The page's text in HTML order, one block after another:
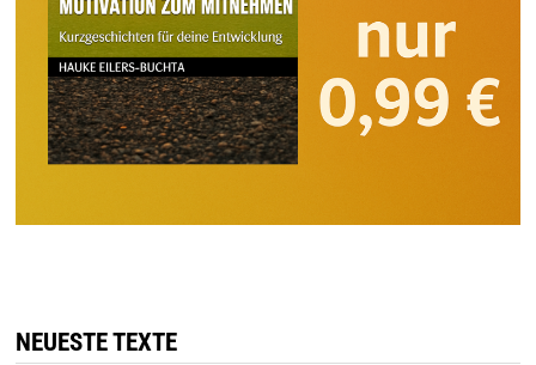
NEUESTE TEXTE